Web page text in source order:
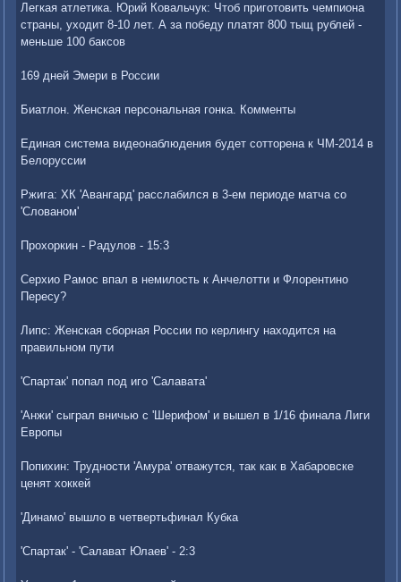
Легкая атлетика. Юрий Ковальчук: Чтоб приготовить чемпиона
страны, уходит 8-10 лет. А за победу платят 800 тыщ рублей -
меньше 100 баксов
169 дней Эмери в России
Биатлон. Женская персональная гонка. Комменты
Единая система видеонаблюдения будет сотторена к ЧМ-2014 в
Белоруссии
Ржига: ХК 'Авангард' расслабился в 3-ем периоде матча со
'Слованом'
Прохоркин - Радулов - 15:3
Серхио Рамос впал в немилость к Анчелотти и Флорентино
Пересу?
Липс: Женская сборная России по керлингу находится на
правильном пути
'Спартак' попал под иго 'Салавата'
'Анжи' сыграл вничью с 'Шерифом' и вышел в 1/16 финала Лиги
Европы
Попихин: Трудности 'Амура' отважутся, так как в Хабаровске
ценят хоккей
'Динамо' вышло в четвертьфинал Кубка
'Спартак' - 'Салават Юлаев' - 2:3